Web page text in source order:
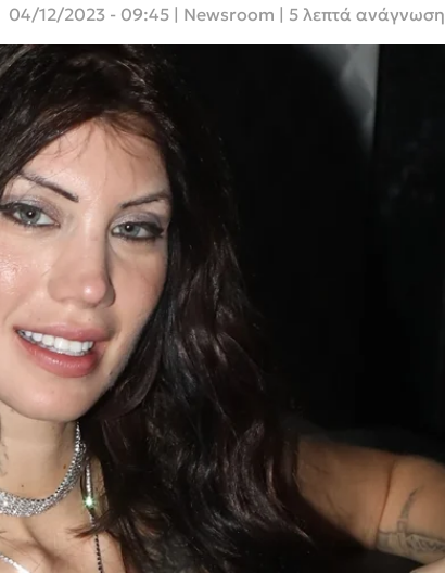
04/12/2023 - 09:45 Newsroom | 5 λεπτά ανάγνωση